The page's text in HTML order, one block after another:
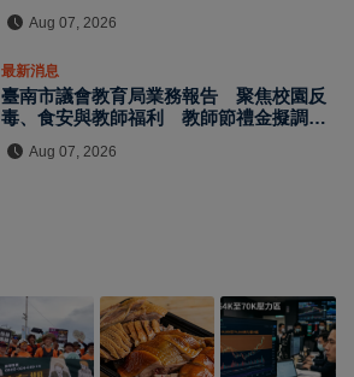
Aug 07, 2026
最新消息
臺南市議會教育局業務報告 聚焦校園反
毒、食安與教師福利 教師節禮金擬調升
至千元
Aug 07, 2026